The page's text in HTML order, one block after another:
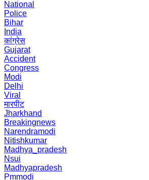
National
Police
Bihar
India
कांग्रेस
Gujarat
Accident
Congress
Modi
Delhi
Viral
मारपीट
Jharkhand
Breakingnews
Narendramodi
Nitishkumar
Madhya_pradesh
Nsui
Madhyapradesh
Pmmodi